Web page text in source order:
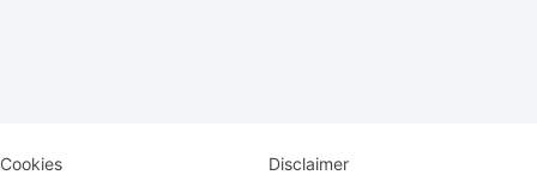
Disclaimer
Cookies Disclaimer
Logomenu